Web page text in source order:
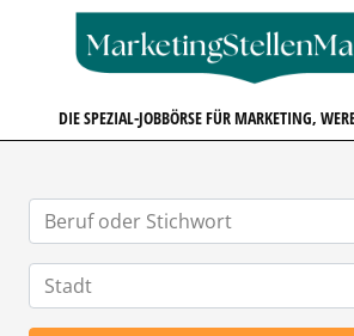
DIE SPEZIAL-JOBBÖRSE FÜR MARKETING,